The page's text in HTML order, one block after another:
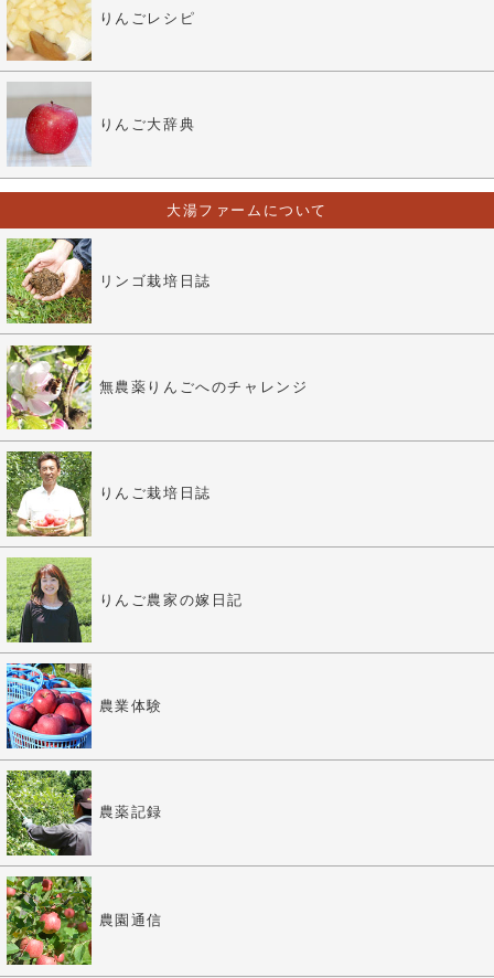
りんごレシピ
りんご大辞典
大湯ファームについて
リンゴ栽培日誌
無農薬りんごへのチャレンジ
りんご栽培日誌
りんご農家の嫁日記
農業体験
農薬記録
農園通信